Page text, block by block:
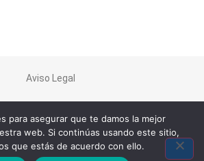
Aviso Legal
Política de Privacidad
para asegurar que te damos la mejor
web. Si continúas usando este sitio,
que estás de acuerdo con ello.